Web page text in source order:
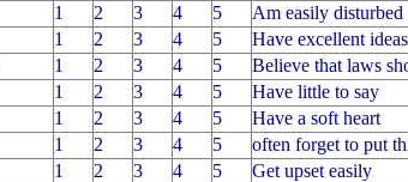
1 2 3 4 5 Am easily disturbed
1 2 3 4 5 Have excellent ideas
1 2 3 4 5 Believe that laws
1 2 3 4 5 Have little to say
1 2 3 4 5 Have a soft heart
1 2 3 4 5 often forget to put
1 2 3 4 5 Get upset easily